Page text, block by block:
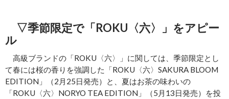
▽季節限定で「ROKU〈六〉」をアピー
ル
高級ブランドの「ROKU〈六〉」に関しては、季節限定とし
て春には桜の香りを強調した「ROKU〈六〉SAKURA BLOOM
EDITION」（2月25日発売）と、夏はお茶の味わいの
「ROKU〈六〉NORYO TEA EDITION」（5月13日発売）を投